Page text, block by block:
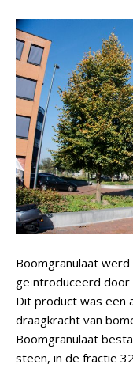
Boomgranulaat
geïntroduceerd door
Dit product was een
draagkracht van
Boomgranulaat
steen, in de fractie